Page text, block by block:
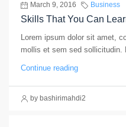
March 9, 2016 Business
Skills That You Can
Lorem ipsum dolor sit amet,
mollis et sem sed sollicitudin.
Continue reading
by bashirimahdi2